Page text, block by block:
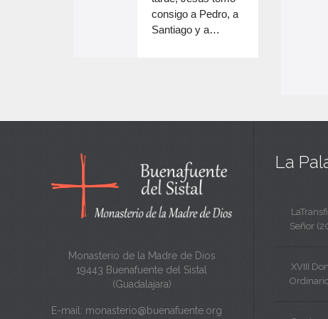
volumen.
consigo a Pedro, a
Santiago y a…
Monasterio de la Madre de Dios
19443 Buenafuente del Sistal
(Guadalajara)
E-mail: monasterio@buenafuente.org
La
Señor
XVIII